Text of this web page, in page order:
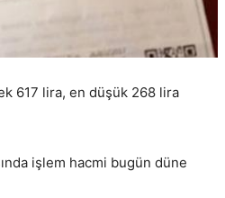
617 lira, en düşük 268 lira
işlem hacmi bugün düne